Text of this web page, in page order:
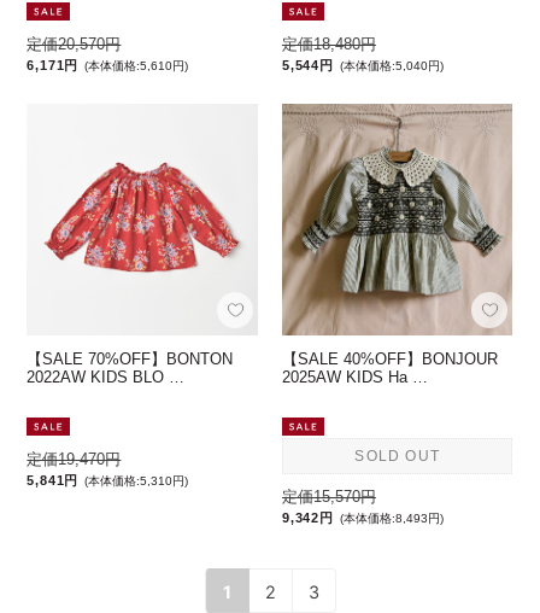
定価20,570円
6,171円 (本体価格:5,610円)
定価18,480円
5,544円 (本体価格:5,040円)
【SALE 70%OFF】BONTON
2022AW KIDS BLO …
定価19,470円
5,841円 (本体価格:5,310円)
【SALE 40%OFF】BONJOUR
2025AW KIDS Ha …
SOLD OUT
定価15,570円
9,342円 (本体価格:8,493円)
1 2 3